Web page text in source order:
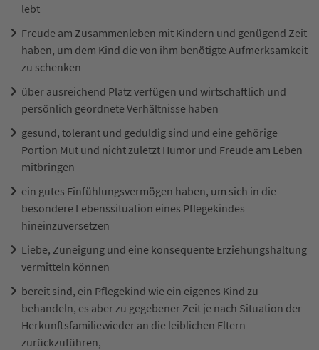
lebt
Freude am Zusammenleben mit Kindern und genügend Zeit
haben, um dem Kind die von ihm benötigte Aufmerksamkeit
zu schenken
über ausreichend Platz verfügen und wirtschaftlich und
persönlich geordnete Verhältnisse haben
gesund, tolerant und geduldig sind und eine gehörige
Portion Mut und nicht zuletzt Humor und Freude am Leben
mitbringen
ein gutes Einfühlungsvermögen haben, um sich in die
besondere Lebenssituation eines Pflegekindes
hineinzuversetzen
Liebe, Zuneigung und eine konsequente Erziehungshaltung
vermitteln können
bereit sind, ein Pflegekind wie ein eigenes Kind zu
behandeln, es aber zu gegebener Zeit je nach Situation der
Herkunftsfamiliewieder an die leiblichen Eltern
zurückzuführen,